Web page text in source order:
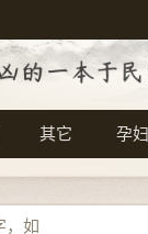
其它 孕妇